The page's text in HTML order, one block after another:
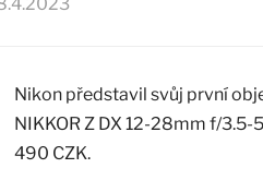
Nikon představil svůj první
NIKKOR Z DX 12-28mm f/3.5-
490 CZK.